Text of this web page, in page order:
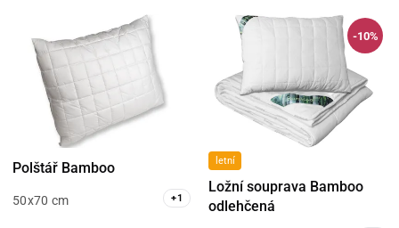
Polštář Bamboo
50x70 cm +1
-10%
letní
Ložní souprava Bamboo
odlehčená